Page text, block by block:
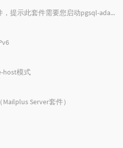
群晖无法启动安装套件，提示此套件需要您启动pgsql-adapter.service
host模式
Server套件）